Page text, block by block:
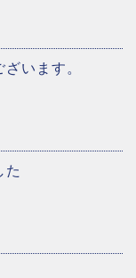
います。
た